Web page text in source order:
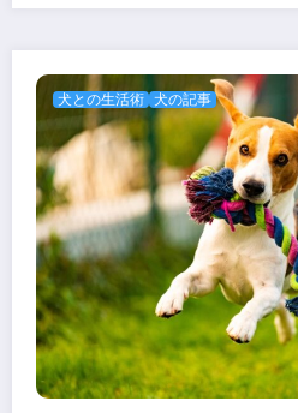
犬との生活術 犬の記事